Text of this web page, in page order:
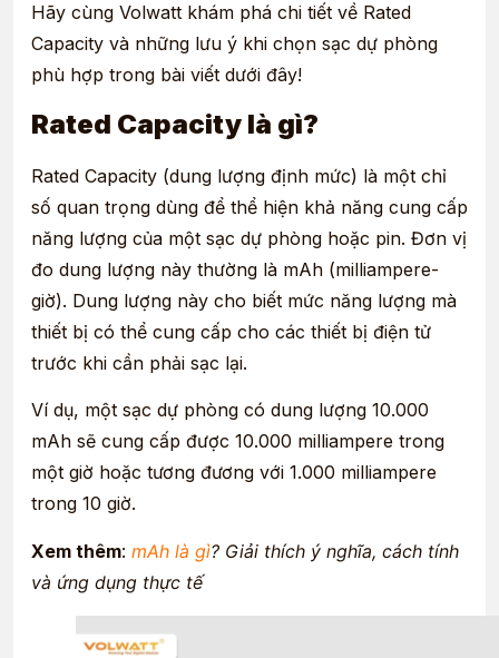
Hãy cùng Volwatt khám phá chi tiết về Rated
Capacity và những lưu ý khi chọn sạc dự phòng
phù hợp trong bài viết dưới đây!
Rated Capacity là gì?
Rated Capacity (dung lượng định mức) là một chỉ
số quan trọng dùng để thể hiện khả năng cung cấp
năng lượng của một sạc dự phòng hoặc pin. Đơn vị
đo dung lượng này thường là mAh (milliampere-
giờ). Dung lượng này cho biết mức năng lượng mà
thiết bị có thể cung cấp cho các thiết bị điện tử
trước khi cần phải sạc lại.
Ví dụ, một sạc dự phòng có dung lượng 10.000
mAh sẽ cung cấp được 10.000 milliampere trong
một giờ hoặc tương đương với 1.000 milliampere
trong 10 giờ.
Xem thêm: mAh là gì? Giải thích ý nghĩa, cách tính
và ứng dụng thực tế